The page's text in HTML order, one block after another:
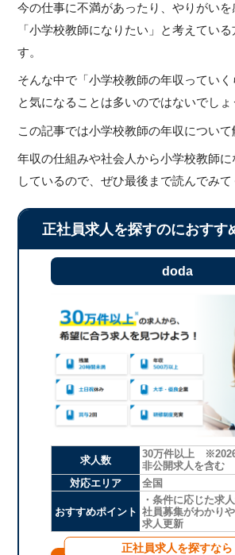
今の仕事に不満があったり、やりがいを
「小学校教師になりたい」と考えてい
す。
そんな中で「小学校教師の年収っていく
と気になることは多いのではないでしょ
この記事では小学校教師の年収について
年収の仕組みや社会人から小学校教師
しているので、ぜひ最後まで読んでみて
正社員求人を探すのにおすす
doda
求人数
30万件以上 ※2026
非公開求人を含む
対応エリア
全国
おすすめポイント
・条件に応じた求
社員募集がわかり
求人更新
正社員求人を探すなら